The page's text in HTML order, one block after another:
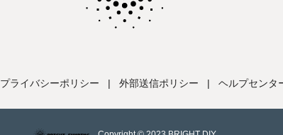
プライバシーポリシー | 外部送信ポリシー | ヘルプセンタ